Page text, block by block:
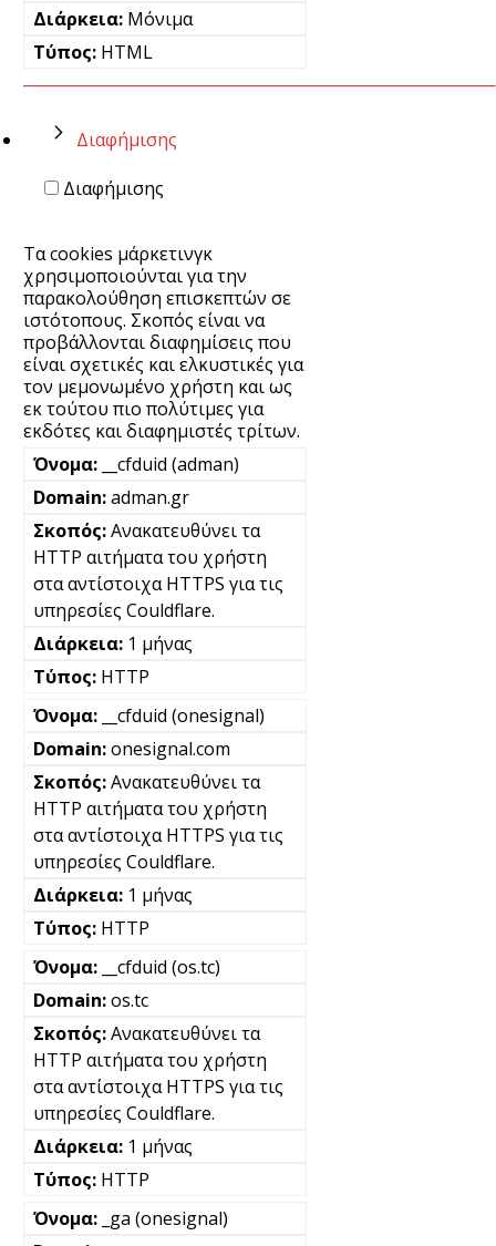
Μόνιμα
HTML
Διαφήμισης
Διαφήμισης
Τα cookies μάρκετινγκ
χρησιμοποιούνται για την
παρακολούθηση επισκεπτών σε
ιστότοπους. Σκοπός είναι να
προβάλλονται διαφημίσεις που
είναι σχετικές και ελκυστικές για
τον μεμονωμένο χρήστη και ως
εκ τούτου πιο πολύτιμες για
εκδότες και διαφημιστές τρίτων.
__cfduid (adman)
adman.gr
Ανακατευθύνει τα
HTTP αιτήματα του χρήστη
στα αντίστοιχα HTTPS για τις
υπηρεσίες Couldflare.
1 μήνας
HTTP
__cfduid (onesignal)
onesignal.com
Ανακατευθύνει τα
HTTP αιτήματα του χρήστη
στα αντίστοιχα HTTPS για τις
υπηρεσίες Couldflare.
1 μήνας
HTTP
__cfduid (os.tc)
os.tc
Ανακατευθύνει τα
HTTP αιτήματα του χρήστη
στα αντίστοιχα HTTPS για τις
υπηρεσίες Couldflare.
1 μήνας
HTTP
_ga (onesignal)